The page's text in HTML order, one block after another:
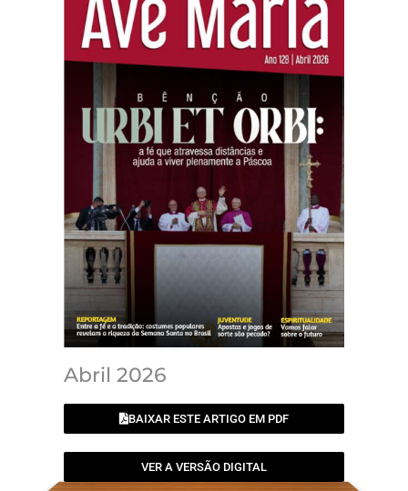
Abril 2026
BAIXAR ESTE ARTIGO EM PDF
VER A VERSÃO DIGITAL